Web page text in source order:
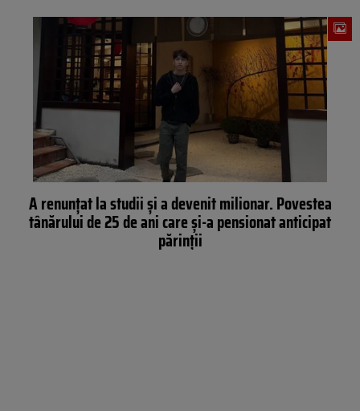
A renunțat la studii și a devenit milionar. Povestea
tânărului de 25 de ani care și-a pensionat anticipat
părinții